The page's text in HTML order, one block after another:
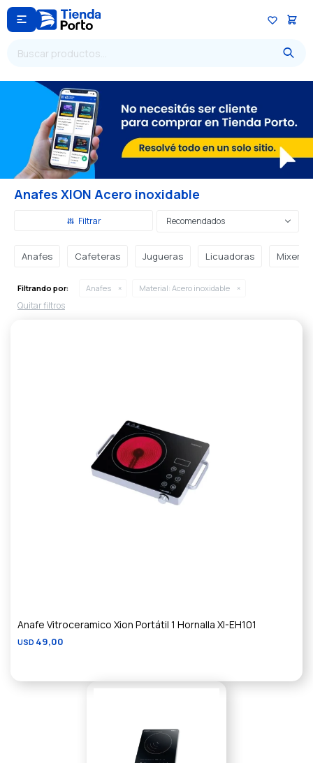

Anafes XION Acero inoxidable
Recomendados
Anafes Cafeteras Jugueras Licuadoras Mixers
Filtrando por: Anafes Material: Acero inoxidable
Quitar filtros
Anafe Vitroceramico Xion Portátil 1 Hornalla XI-EH101
USD 49,00